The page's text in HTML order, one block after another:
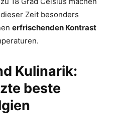
Zeit besonders
erfrischenden Kontrast
Kulinarik:
beste